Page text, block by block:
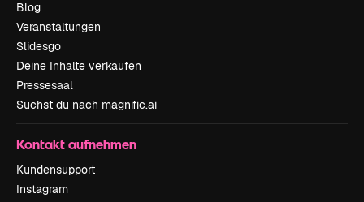
Blog
Veranstaltungen
Slidesgo
Deine Inhalte verkaufen
Pressesaal
Suchst du nach magnific.ai
Kontakt aufnehmen
Kundensupport
Instagram